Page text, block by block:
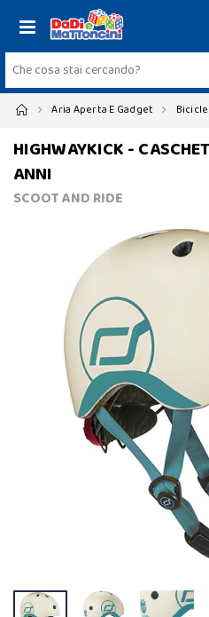
Aria Aperta E Gadget
HIGHWAYKICK -
ANNI
SCOOT AND RIDE